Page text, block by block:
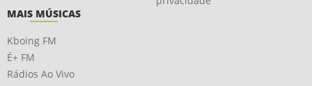
MAIS MÚSICAS
Kboing FM
É+ FM
Rádios Ao Vivo